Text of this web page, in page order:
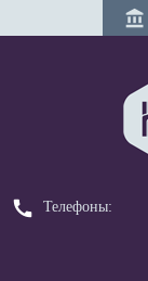
account_balance
call
Телефоны: